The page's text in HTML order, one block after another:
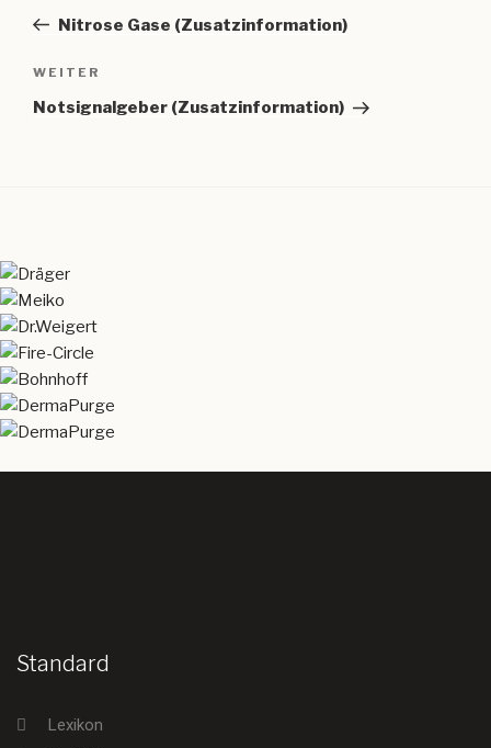
Beitrag
Nitrose Gase (Zusatzinformation)
Nächster
Beitrag
WEITER
Notsignalgeber (Zusatzinformation)
Standard
Lexikon